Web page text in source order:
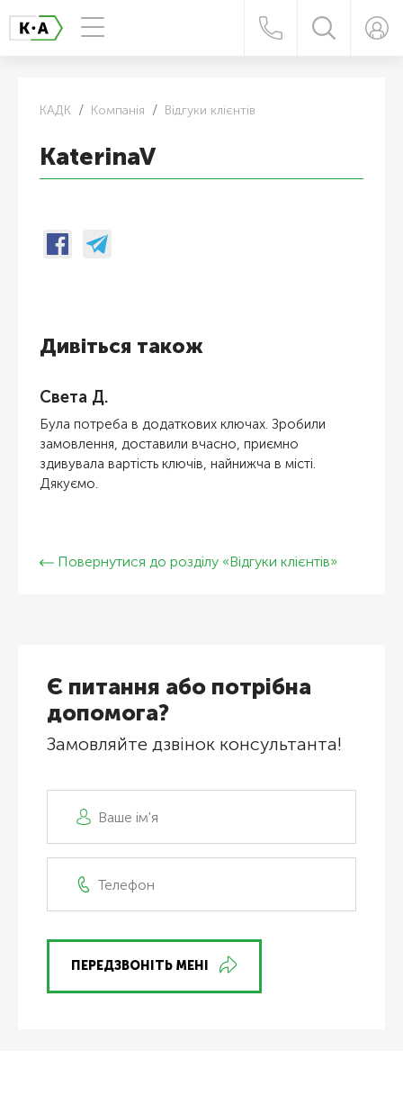
КАДК Компанія Відгуки клієнтів
KaterinaV
Дивіться також
Света Д.
Була потреба в додаткових ключах. Зробили
замовлення, доставили вчасно, приємно
здивувала вартість ключів, найнижча в місті.
Дякуємо.
Повернутися до розділу «Відгуки клієнтів»
Є питання або потрібна
допомога?
Замовляйте дзвінок консультанта!
ПЕРЕДЗВОНІТЬ МЕНІ